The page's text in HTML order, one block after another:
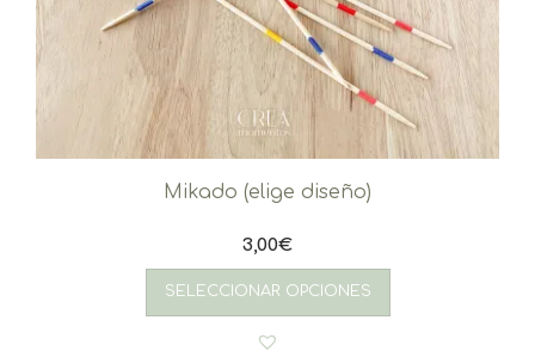
Mikado (elige diseño)
3,00€
SELECCIONAR OPCIONES